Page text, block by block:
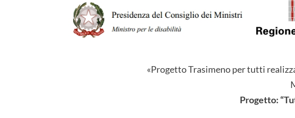
«Progetto Trasimeno per tutti
Progetto: